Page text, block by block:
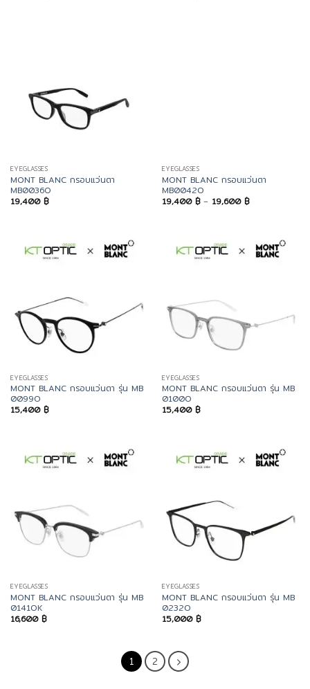
EYEGLASSES
MONT BLANC กรอบแว่นตา
MB0036O
19,400 ฿
EYEGLASSES
MONT BLANC กรอบแว่นตา
MB0042O
19,400 ฿ – 19,600 ฿Price
range:
EYEGLASSES
MONT BLANC กรอบแว่นตา รุ่น MB
0099O
15,400 ฿
EYEGLASSES
MONT BLANC กรอบแว่นตา รุ่น MB
0100O
15,400 ฿
EYEGLASSES
MONT BLANC กรอบแว่นตา รุ่น MB
0141OK
16,600 ฿
EYEGLASSES
MONT BLANC กรอบแว่นตา รุ่น MB
0232O
15,000 ฿
1 2